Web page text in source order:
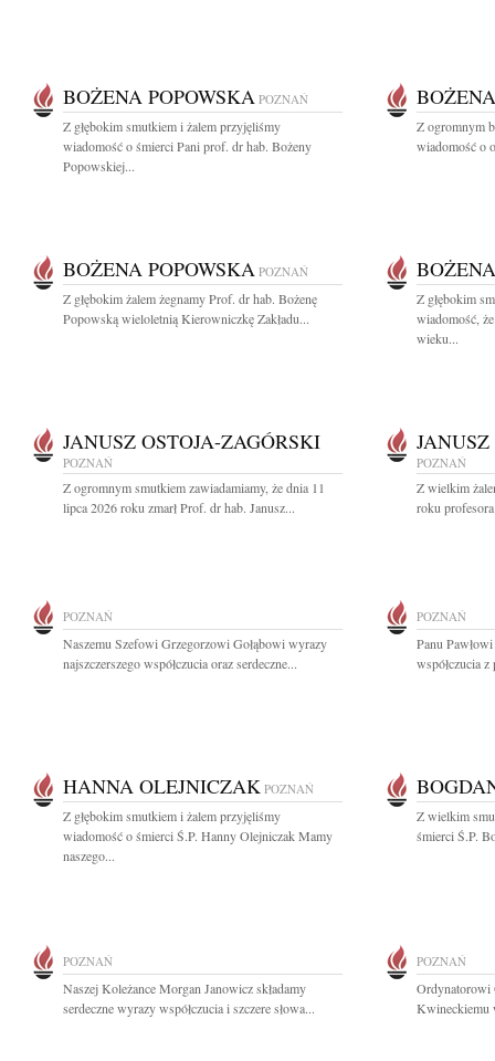
BOŻENA POPOWSKA POZNAŃ
Z głębokim smutkiem i żalem przyjęliśmy
wiadomość o śmierci Pani prof. dr hab. Bożeny
Popowskiej...
Z ogromnym
wiadomość o
BOŻENA POPOWSKA POZNAŃ
Z głębokim żalem żegnamy Prof. dr hab. Bożenę
Popowską wieloletnią Kierowniczkę Zakładu...
Z głębokim
wiadomość,
wieku...
JANUSZ OSTOJA-ZAGÓRSKI
POZNAŃ
Z ogromnym smutkiem zawiadamiamy, że dnia 11
lipca 2026 roku zmarł Prof. dr hab. Janusz...
POZNAŃ
Z wielkim
roku
POZNAŃ
Naszemu Szefowi Grzegorzowi Gołąbowi wyrazy
najszczerszego współczucia oraz serdeczne...
POZNAŃ
Panu
współczucia
HANNA OLEJNICZAK POZNAŃ
Z głębokim smutkiem i żalem przyjęliśmy
wiadomość o śmierci Ś.P. Hanny Olejniczak Mamy
naszego...
Z wielkim
śmierci Ś.P.
POZNAŃ
Naszej Koleżance Morgan Janowicz składamy
serdeczne wyrazy współczucia i szczere słowa...
POZNAŃ
Ordynatorowi
Kwineckiemu